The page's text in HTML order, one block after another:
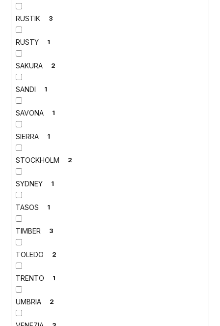
RUSTIK 3
RUSTY 1
SAKURA 2
SANDI 1
SAVONA 1
SIERRA 1
STOCKHOLM 2
SYDNEY 1
TASOS 1
TIMBER 3
TOLEDO 2
TRENTO 1
UMBRIA 2